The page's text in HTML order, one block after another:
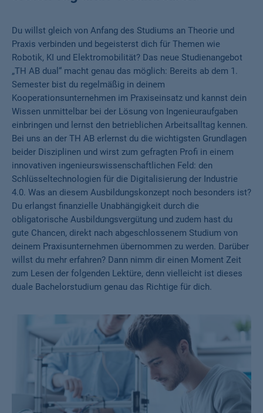
Du willst gleich von Anfang des Studiums an Theorie und
Praxis verbinden und begeisterst dich für Themen wie
Robotik, KI und Elektromobilität? Das neue Studienangebot
„TH AB dual“ macht genau das möglich: Bereits ab dem 1.
Semester bist du regelmäßig in deinem
Kooperationsunternehmen im Praxiseinsatz und kannst dein
Wissen unmittelbar bei der Lösung von Ingenieuraufgaben
einbringen und lernst den betrieblichen Arbeitsalltag kennen.
Bei uns an der TH AB erlernst du die wichtigsten Grundlagen
beider Disziplinen und wirst zum gefragten Profi in einem
innovativen ingenieurswissenschaftlichen Feld: den
Schlüsseltechnologien für die Digitalisierung der Industrie
4.0. Was an diesem Ausbildungskonzept noch besonders ist?
Du erlangst finanzielle Unabhängigkeit durch die
obligatorische Ausbildungsvergütung und zudem hast du
gute Chancen, direkt nach abgeschlossenem Studium von
deinem Praxisunternehmen übernommen zu werden. Darüber
willst du mehr erfahren? Dann nimm dir einen Moment Zeit
zum Lesen der folgenden Lektüre, denn vielleicht ist dieses
duale Bachelorstudium genau das Richtige für dich.